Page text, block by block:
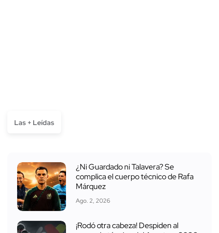
Las + Leídas
¿Ni Guardado ni Talavera? Se
complica el cuerpo técnico de Rafa
Márquez
Ago. 2, 2026
¡Rodó otra cabeza! Despiden al